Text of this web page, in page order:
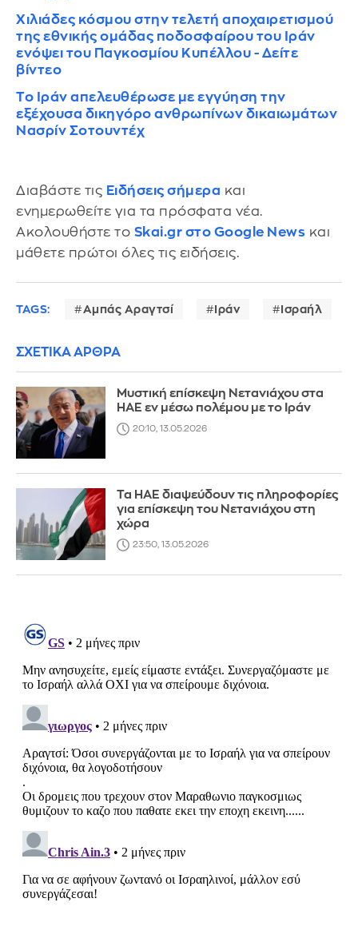
Χιλιάδες κόσμου στην τελετή αποχαιρετισμού
της εθνικής ομάδας ποδοσφαίρου του Ιράν
ενόψει του Παγκοσμίου Κυπέλλου - Δείτε
βίντεο
Το Ιράν απελευθέρωσε με εγγύηση την
εξέχουσα δικηγόρο ανθρωπίνων δικαιωμάτων
Νασρίν Σοτουντέχ
Διαβάστε τις Ειδήσεις σήμερα και
ενημερωθείτε για τα πρόσφατα νέα.
Ακολουθήστε το Skai.gr στο Google News και
μάθετε πρώτοι όλες τις ειδήσεις.
TAGS: Αμπάς Αραγτσί Ιράν Ισραήλ
ΣΧΕΤΙΚΑ ΑΡΘΡΑ
Μυστική επίσκεψη Νετανιάχου στα
ΗΑΕ εν μέσω πολέμου με το Ιράν
20:10, 13.05.2026
Τα ΗΑΕ διαψεύδουν τις πληροφορίες
για επίσκεψη του Νετανιάχου στη
χώρα
23:50, 13.05.2026